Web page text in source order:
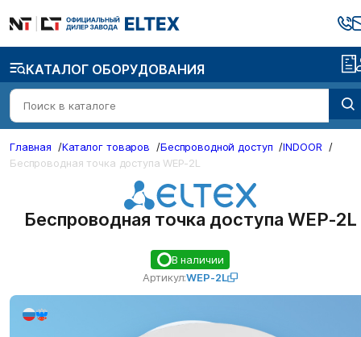
КАТАЛОГ ОБОРУДОВАНИЯ
Главная /Каталог товаров /Беспроводной доступ /INDOOR
/
Беспроводная точка доступа WEP-2L
Беспроводная точка доступа WEP-2L
В наличии
Артикул:WEP-2L